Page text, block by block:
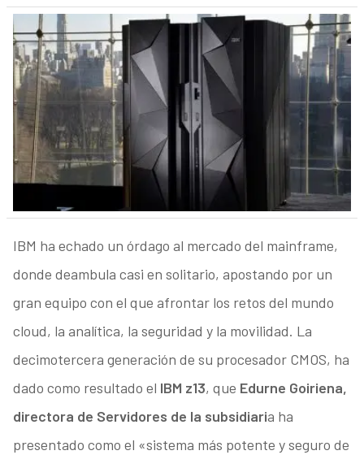
IBM ha echado un órdago al mercado del mainframe,
donde deambula casi en solitario, apostando por un
gran equipo con el que afrontar los retos del mundo
cloud, la analítica, la seguridad y la movilidad. La
decimotercera generación de su procesador CMOS, ha
dado como resultado el IBM z13, que Edurne Goiriena,
directora de Servidores de la subsidiaria ha
presentado como el «sistema más potente y seguro de